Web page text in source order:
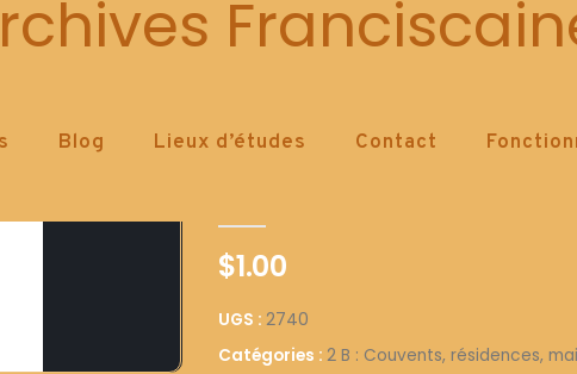
Blog Lieux d’études Contact
2740
$1.00
UGS : 2740
Catégories : 2 B : Couvents, résidences,